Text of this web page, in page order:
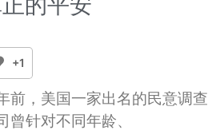
的平安
+1
前，美国一家出名的民意调查
曾针对不同年龄、